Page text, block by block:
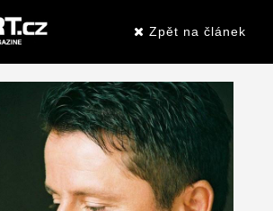
Zpět na článek